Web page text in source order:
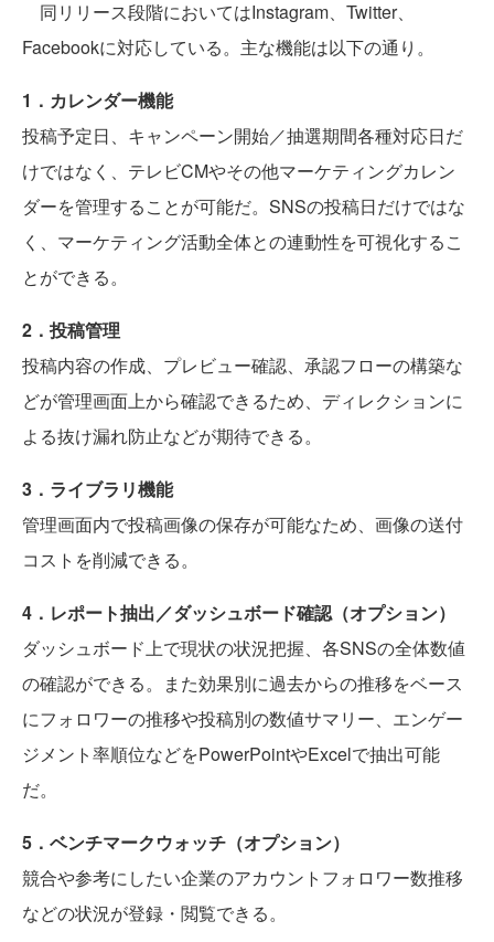
同リリース段階においてはInstagram、Twitter、
Facebookに対応している。主な機能は以下の通り。
1．カレンダー機能
投稿予定日、キャンペーン開始／抽選期間各種対応日だ
けではなく、テレビCMやその他マーケティングカレン
ダーを管理することが可能だ。SNSの投稿日だけではな
く、マーケティング活動全体との連動性を可視化するこ
とができる。
2．投稿管理
投稿内容の作成、プレビュー確認、承認フローの構築な
どが管理画面上から確認できるため、ディレクションに
よる抜け漏れ防止などが期待できる。
3．ライブラリ機能
管理画面内で投稿画像の保存が可能なため、画像の送付
コストを削減できる。
4．レポート抽出／ダッシュボード確認（オプション）
ダッシュボード上で現状の状況把握、各SNSの全体数値
の確認ができる。また効果別に過去からの推移をベース
にフォロワーの推移や投稿別の数値サマリー、エンゲー
ジメント率順位などをPowerPointやExcelで抽出可能
だ。
5．ベンチマークウォッチ（オプション）
競合や参考にしたい企業のアカウントフォロワー数推移
などの状況が登録・閲覧できる。